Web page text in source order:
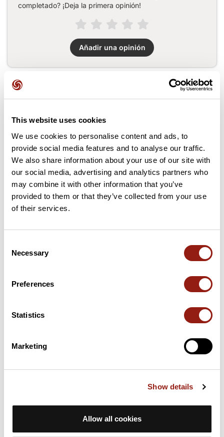
This website uses cookies
We use cookies to personalise content and ads, to
provide social media features and to analyse our traffic.
We also share information about your use of our site with
our social media, advertising and analytics partners who
may combine it with other information that you’ve
provided to them or that they’ve collected from your use
of their services.
Selection
Necessary
Preferences
Statistics
Marketing
Show details
Allow all cookies
completado? ¡Deja la primera opinión!
Añadir una opinión
Puertos a lo largo de la ruta
13 km Col du Buisson
17 km Le Tracol 971 m
38 km Col des Nonières 670 m
70 km Col de Mézilhac 1119 m
Puertos extraídos del catálogo del Club des Cent Cols
Resumen
3210m. Calcula unas 8 horas y 56 minutos para completar esta
Fecha de creación del recorrido: 18 de junio de 2011 19:15:02.
Última actualización de la ficha de ruta: 18 de junio de 2011 19:15:02.